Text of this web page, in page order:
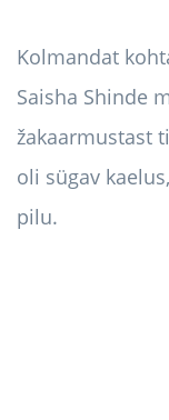
Kolmandat
Saisha Shinde
žakaarmustast
oli sügav
pilu.